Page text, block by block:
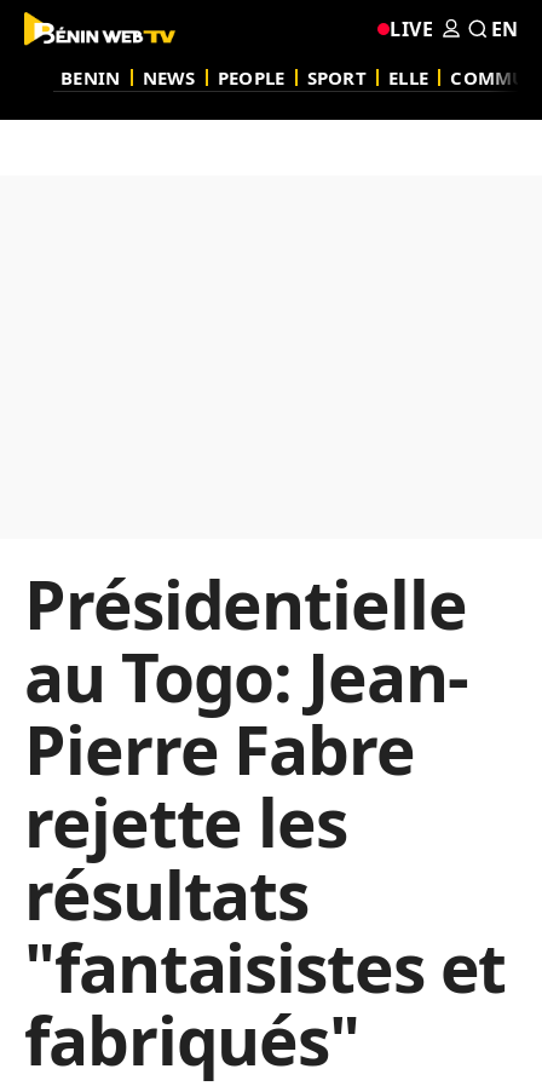
BENIN NEWS PEOPLE SPORT ELLE
LIVE EN
Présidentielle
au Togo: Jean-
Pierre Fabre
rejette les
résultats
"fantaisistes et
fabriqués"